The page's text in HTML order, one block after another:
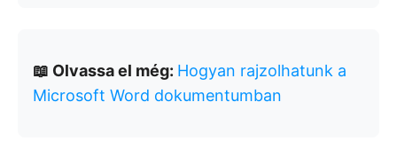
📖 Olvassa el még: Hogyan rajzolhatunk a
Microsoft Word dokumentumban